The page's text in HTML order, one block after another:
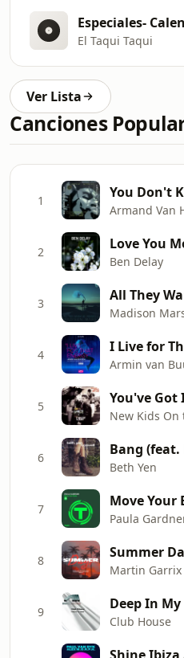
El Taqui Taqui
Ver Lista
Canciones
1
Armand Van
2
Ben Delay
3
Madison
4
Armin van
5 You've Got
New Kids On
6
Beth Yen
7
Paula
8
Martin Garrix
9
Club House
Shine Ibiza